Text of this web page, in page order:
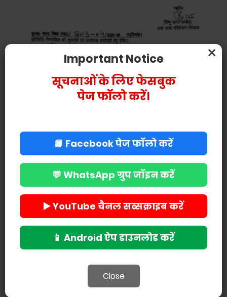
×
Important Notice
सूचनाओं के लिए फेसबुक
पेज फॉलो करें।
📘 Facebook पेज फॉलो करें
💬 WhatsApp ग्रुप जॉइन करें
▶️ YouTube चैनल सब्सक्राइब करें
📱 Android ऐप डाउनलोड करें
Close